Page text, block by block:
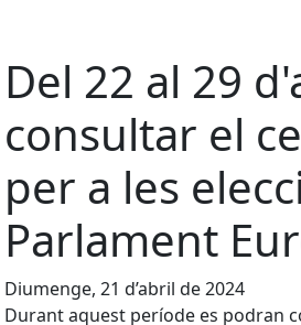
Del 22 al 29
consultar el
per a les
Parlament
Diumenge, 21 d’abril de 2024
Durant aquest període es podran